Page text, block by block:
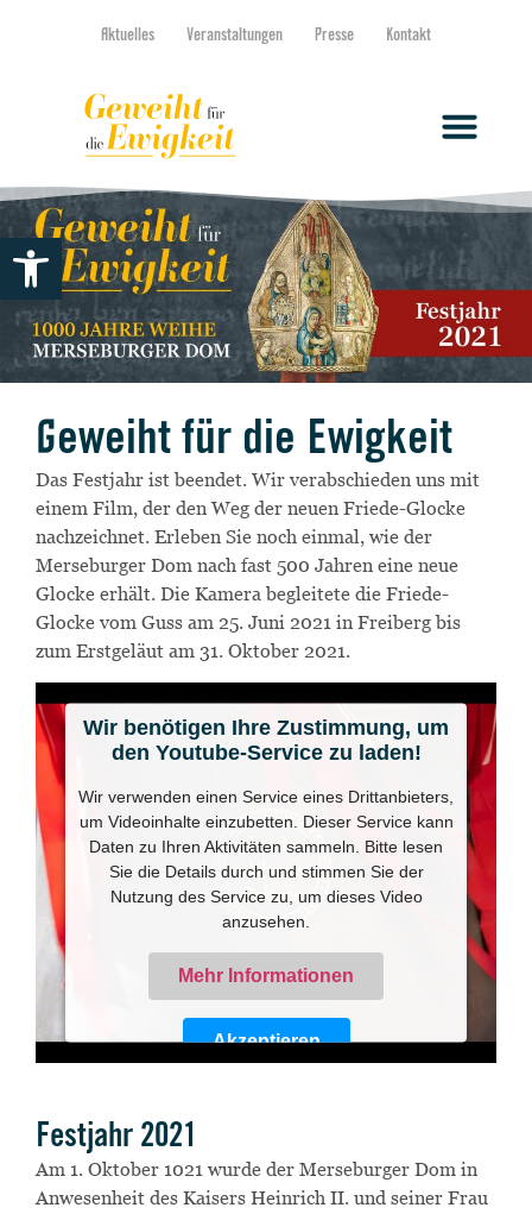
Werkzeugleiste öffnen
Aktuelles Veranstaltungen Presse Kontakt
Geweiht für die Ewigkeit
Das Festjahr ist beendet. Wir verabschieden uns mit
einem Film, der den Weg der neuen Friede-Glocke
nachzeichnet. Erleben Sie noch einmal, wie der
Merseburger Dom nach fast 500 Jahren eine neue
Glocke erhält. Die Kamera begleitete die Friede-
Glocke vom Guss am 25. Juni 2021 in Freiberg bis
zum Erstgeläut am 31. Oktober 2021.
Wir benötigen Ihre Zustimmung, um
den Youtube-Service zu laden!
Wir verwenden einen Service eines Drittanbieters,
um Videoinhalte einzubetten. Dieser Service kann
Daten zu Ihren Aktivitäten sammeln. Bitte lesen
Sie die Details durch und stimmen Sie der
Nutzung des Service zu, um dieses Video
anzusehen.
Mehr Informationen
Akzeptieren
Festjahr 2021
Am 1. Oktober 1021 wurde der Merseburger Dom in
Anwesenheit des Kaisers Heinrich II. und seiner Frau